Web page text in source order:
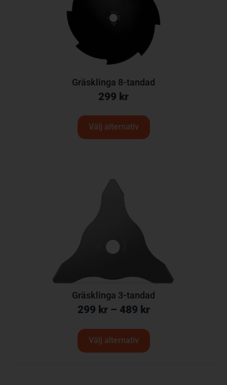
Gräsklinga 8-tandad
299 kr
Välj alternativ
Gräsklinga 3-tandad
299 kr – 489 kr
Välj alternativ